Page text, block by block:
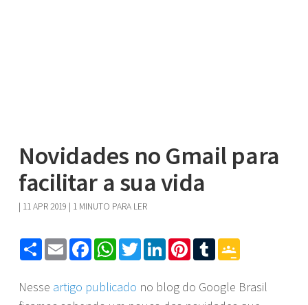
Novidades no Gmail para
facilitar a sua vida
| 11 APR 2019 | 1 MINUTO PARA LER
ShareEmailFacebookWhatsApp
TwitterLinkedInPinterest
Tumblr
Nesse artigo publicado no blog do Google Brasil